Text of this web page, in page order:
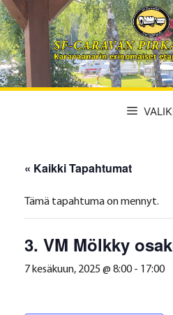
Siirry
sisältöön
« Kaikki Tapahtumat
Tämä tapahtuma on mennyt.
3. VM Mölkky
7 kesäkuun, 2025 @ 8:00- 17:00